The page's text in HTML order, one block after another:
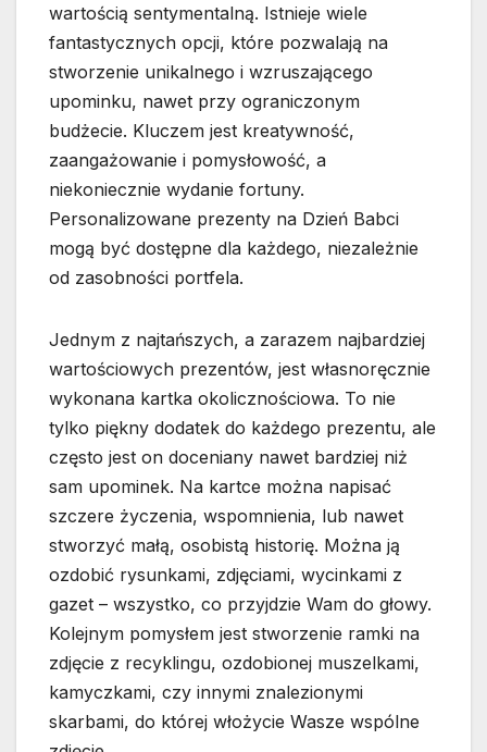
wartością sentymentalną. Istnieje wiele
fantastycznych opcji, które pozwalają na
stworzenie unikalnego i wzruszającego
upominku, nawet przy ograniczonym
budżecie. Kluczem jest kreatywność,
zaangażowanie i pomysłowość, a
niekoniecznie wydanie fortuny.
Personalizowane prezenty na Dzień Babci
mogą być dostępne dla każdego, niezależnie
od zasobności portfela.
Jednym z najtańszych, a zarazem najbardziej
wartościowych prezentów, jest własnoręcznie
wykonana kartka okolicznościowa. To nie
tylko piękny dodatek do każdego prezentu, ale
często jest on doceniany nawet bardziej niż
sam upominek. Na kartce można napisać
szczere życzenia, wspomnienia, lub nawet
stworzyć małą, osobistą historię. Można ją
ozdobić rysunkami, zdjęciami, wycinkami z
gazet – wszystko, co przyjdzie Wam do głowy.
Kolejnym pomysłem jest stworzenie ramki na
zdjęcie z recyklingu, ozdobionej muszelkami,
kamyczkami, czy innymi znalezionymi
skarbami, do której włożycie Wasze wspólne